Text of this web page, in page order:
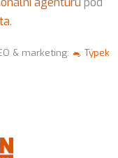
.
& marketing: 🐁 Týpek